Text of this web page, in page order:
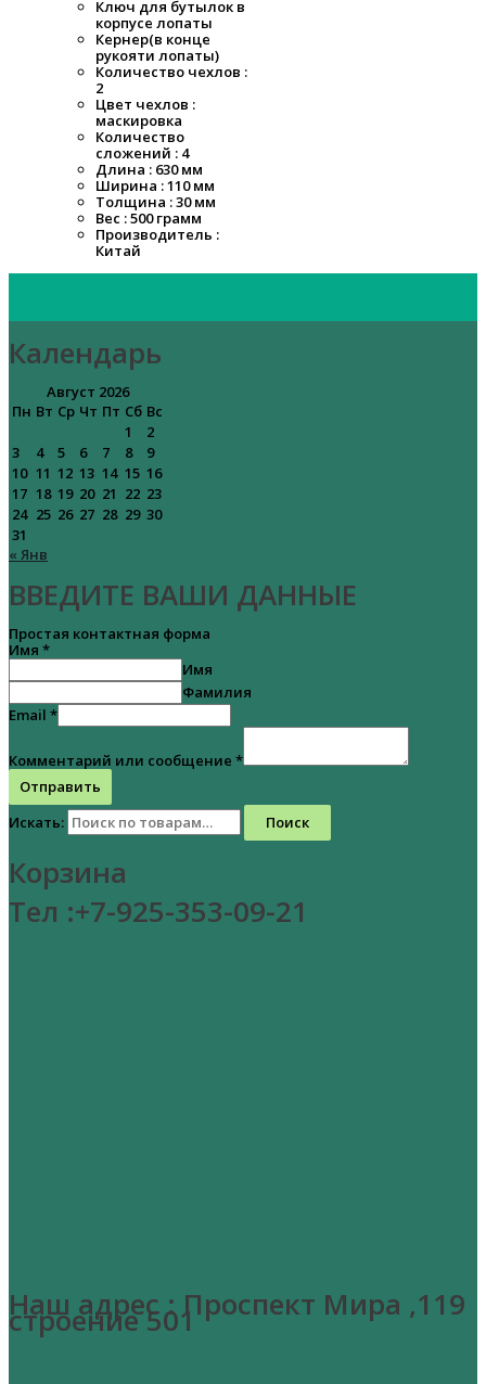
Ключ для бутылок в
корпусе лопаты
Кернер(в конце
рукояти лопаты)
Количество чехлов :
2
Цвет чехлов :
маскировка
Количество
сложений : 4
Длина : 630 мм
Ширина : 110 мм
Толщина : 30 мм
Вес : 500 грамм
Производитель :
Китай
Календарь
Август 2026
Пн Вт Ср Чт Пт Сб Вс
1
2
3
4 5 6 7 8
9
10 11 12 13 14 15 16
17 18 19 20 21 22 23
24 25 26 27 28 29 30
31
« Янв
ВВЕДИТЕ ВАШИ ДАННЫЕ
Простая контактная форма
Имя *
Имя
Фамилия
Email *
Комментарий или сообщение *
Отправить
Искать:
Поиск
Корзина
Тел :+7-925-353-09-21
Наш адрес : Проспект Мира ,119
строение 501